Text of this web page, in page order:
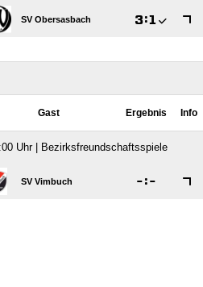
SV Obersasbach :
Gast Ergebnis Info
Uhr | Bezirksfreundschaftsspiele
SV Vimbuch :